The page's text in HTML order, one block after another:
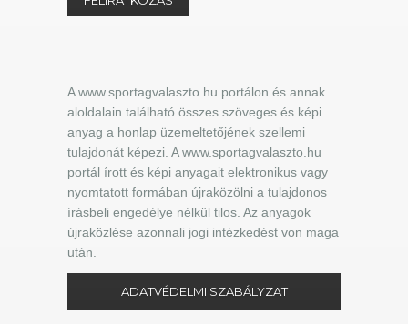
A www.sportagvalaszto.hu portálon és annak
aloldalain található összes szöveges és képi
anyag a honlap üzemeltetőjének szellemi
tulajdonát képezi. A www.sportagvalaszto.hu
portál írott és képi anyagait elektronikus vagy
nyomtatott formában újraközölni a tulajdonos
írásbeli engedélye nélkül tilos. Az anyagok
újraközlése azonnali jogi intézkedést von maga
után.
ADATVÉDELMI SZABÁLYZAT